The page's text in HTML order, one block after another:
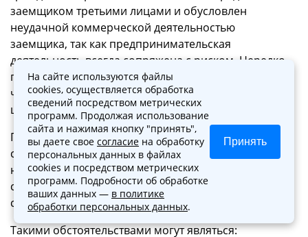
заемщиком третьими лицами и обусловлен
неудачной коммерческой деятельностью
заемщика, так как предпринимательская
деятельность всегда сопряжена с риском. Нередко
подсудимые указывают на то, что осуществляли
частичный возврат кредита и (или) его частичное
целевое использование.
Признавая вину подсудимых в хищении кредита,
суды учитывают различные обстоятельства,
наличие которых в конкретном деле в
совокупности с другими обстоятельствами может
свидетельствовать об умысле подсудимого.
Такими обстоятельствами могут являться:
На сайте используются файлы
cookies, осуществляется обработка
сведений посредством метрических
программ. Продолжая использование
сайта и нажимая кнопку "принять",
вы даете свое согласие на обработку
персональных данных в файлах
cookies и посредством метрических
программ. Подробности об обработке
ваших данных — в политике
обработки персональных данных.
Принять